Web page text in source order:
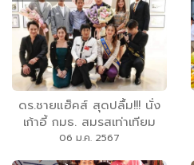
ดร.ชายแฮ็คส์ สุดปลื้ม!!! นั่ง
เก้าอี้ กมธ. สมรสเท่าเทียม
06 ม.ค. 2567